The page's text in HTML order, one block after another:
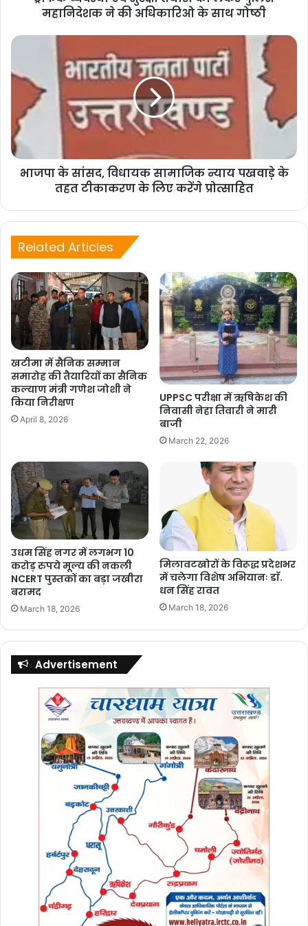
https://docs.google.com/forms/d/e/1FAIpQL
SdKEYjxrZUe4JlLTtNBek7RrS1L5G_uvggQrE
C6nIyp6iSRxw/viewform?usp=sf_link
जिलाधिकारी/मुख्य कार्यकारी अधिकारी स्मार्ट सिटी
परियोजना लि0 ने परियोजना अन्तर्गत र्निमित होने वाली
कलेक्टेªट की ग्रीन बिल्डिंग के कार्यों की प्रगति के संबंध में
जानकारी प्राप्त करने पर कार्यदायी संस्था सीपीडब्लूडी के
अधिकारियों ने बताया गया कि ग्रीन बिल्डिंग की टेण्डर
प्रक्रिया पूर्ण हो चुकी है।
जिलाधिकारी/मुख्य कार्यकारी अधिकारी स्मार्ट सिटी
परियोजना लि0 ने शहर के पल्टन बाजार में नाली एवं सड़क
महानिदेशक ने की अधिकारिओ के साथ गोष्ठी
भाजपा के सांसद, विधायक सामाजिक न्याय पखवाड़े के
तहत टीकाकरण के लिए करेंगे प्रोत्साहित
Related Articles
खटीमा में सैनिक सम्मान
समारोह की तैयारियों का सैनिक
कल्याण मंत्री गणेश जोशी ने
किया निरीक्षण
April 8, 2026
UPPSC परीक्षा में ऋषिकेश की
निवासी नेहा तिवारी ने मारी
बाजी
March 22, 2026
उधम सिंह नगर में लगभग 10
करोड़ रुपये मूल्य की नकली
NCERT पुस्तकों का बड़ा जखीरा
बरामद
March 18, 2026
मिलावटखोरों के विरूद्ध प्रदेशभर
में चलेगा विशेष अभियानः डाॅ.
धन सिंह रावत
March 18, 2026
Advertisement